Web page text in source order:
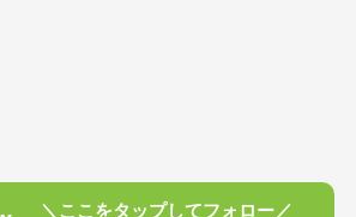
＼ここをタップしてフォロー／